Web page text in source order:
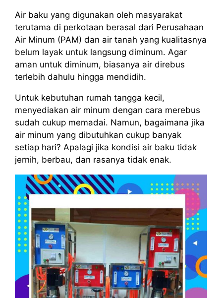
Air baku yang digunakan oleh masyarakat
terutama di perkotaan berasal dari Perusahaan
Air Minum (PAM) dan air tanah yang kualitasnya
belum layak untuk langsung diminum. Agar
aman untuk diminum, biasanya air direbus
terlebih dahulu hingga mendidih.
Untuk kebutuhan rumah tangga kecil,
menyediakan air minum dengan cara merebus
sudah cukup memadai. Namun, bagaimana jika
air minum yang dibutuhkan cukup banyak
setiap hari? Apalagi jika kondisi air baku tidak
jernih, berbau, dan rasanya tidak enak.